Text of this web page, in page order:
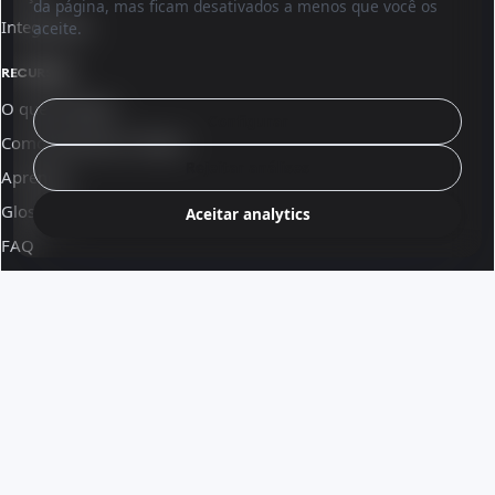
Integrações
RECURSOS
O que é Sinqro
Como funciona o Sinqro
Aprenda
Glossário
FAQ
da página, mas ficam desativados a menos que você os
aceite.
Aceitar analytics